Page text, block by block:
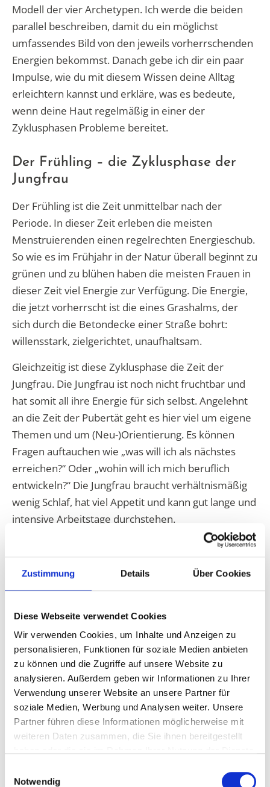
Zustimmung Details Über Cookies
Diese Webseite verwendet Cookies
Wir verwenden Cookies, um Inhalte und Anzeigen zu
personalisieren, Funktionen für soziale Medien anbieten
zu können und die Zugriffe auf unsere Website zu
analysieren. Außerdem geben wir Informationen zu Ihrer
Verwendung unserer Website an unsere Partner für
soziale Medien, Werbung und Analysen weiter. Unsere
Partner führen diese Informationen möglicherweise mit
weiteren Daten zusammen, die Sie ihnen bereitgestellt
Notwendig
Modell der vier Archetypen. Ich werde die beiden
parallel beschreiben, damit du ein möglichst
umfassendes Bild von den jeweils vorherrschenden
Energien bekommst. Danach gebe ich dir ein paar
Impulse, wie du mit diesem Wissen deine Alltag
erleichtern kannst und erkläre, was es bedeute,
wenn deine Haut regelmäßig in einer der
Zyklusphasen Probleme bereitet.
Der Frühling – die Zyklusphase der
Jungfrau
Der Frühling ist die Zeit unmittelbar nach der
Periode. In dieser Zeit erleben die meisten
Menstruierenden einen regelrechten Energieschub.
So wie es im Frühjahr in der Natur überall beginnt zu
grünen und zu blühen haben die meisten Frauen in
dieser Zeit viel Energie zur Verfügung. Die Energie,
die jetzt vorherrscht ist die eines Grashalms, der
sich durch die Betondecke einer Straße bohrt:
willensstark, zielgerichtet, unaufhaltsam.
Gleichzeitig ist diese Zyklusphase die Zeit der
Jungfrau. Die Jungfrau ist noch nicht fruchtbar und
hat somit all ihre Energie für sich selbst. Angelehnt
an die Zeit der Pubertät geht es hier viel um eigene
Themen und um (Neu-)Orientierung. Es können
Fragen auftauchen wie „was will ich als nächstes
erreichen?“ Oder „wohin will ich mich beruflich
entwickeln?“ Die Jungfrau braucht verhältnismäßig
wenig Schlaf, hat viel Appetit und kann gut lange und
intensive Arbeitstage durchstehen.
Der Sommer – die Zyklusphase der
Mutter
dieser Zyklusphase richtet sich die Energie der Frau
nach außen. Ihre Haut und ihre Augen strahlen. Wie
die Blumen im Sommer hat sie so viel Fülle, dass sie
andere gerne daran teilhaben lässt. Das wirkt
natürlich extrem anziehend – nicht nur auf das
andere Geschlecht. Wie in der Natur ist diese Phase
auch im weiblichen Körper der Zeit der Blüte und
der Fülle. Alles erstrahlt in prachtvoller Blüte und
fürsorgliche Seite ausleben können. Das heißt